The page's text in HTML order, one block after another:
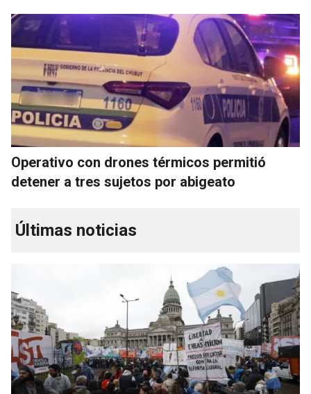
Operativo con drones térmicos permitió
detener a tres sujetos por abigeato
Últimas noticias